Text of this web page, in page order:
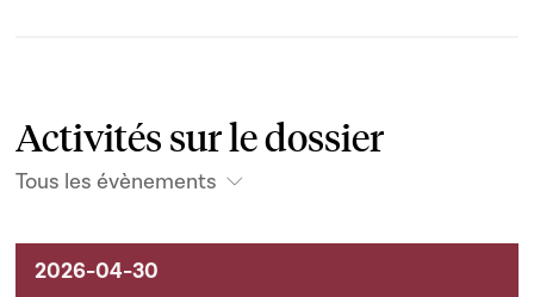
Activités sur le dossier
Tous les évènements
Activités sur le dossier